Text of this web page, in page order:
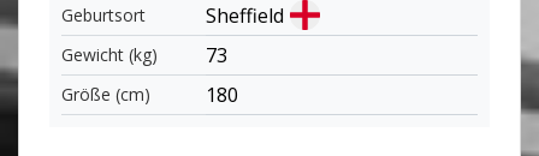
Geburtsort
Sheffield
Gewicht (kg) 73
Größe (cm) 180